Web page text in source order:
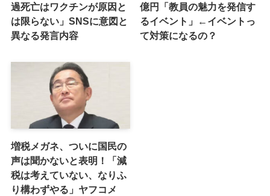
過死亡はワクチンが原因と
は限らない」SNSに意図と
異なる発言内容
億円「教員の魅力を発信す
るイベント」←イベントっ
て対策になるの？
増税メガネ、ついに国民の
声は聞かないと表明！「減
税は考えていない、なりふ
り構わずやる」ヤフコメ